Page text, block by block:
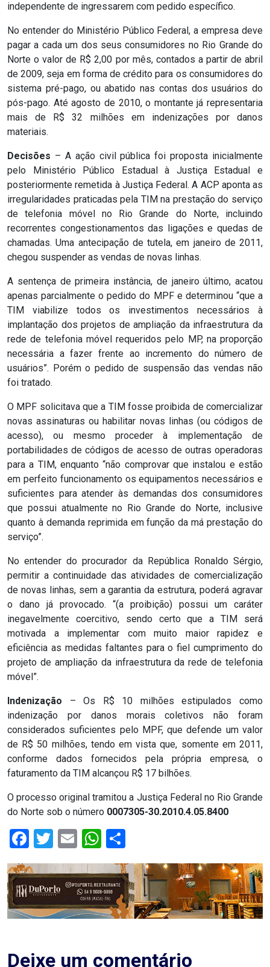
BRASIL
CÂMARA
DE
GUAMARÉ
CÂMARA
MACAU
CÂMARA
DE
NATAL
CÂMARA
FEDERAL
CÂMARA
MUNICIPAL
DE
MACAU
CAMPEONATO
DE
BLOCOS
CAPACITAÇÃO
CARNAUBAIS
CARNAVAL
CARNAVAL
DE
MACAU
CARNAVAL
DO
RN
CICLISMO
COMPROMISSO
CONFERÊNCIA
DE
SAÚDE
COPA
independente de ingressarem com pedido específico.
No entender do Ministério Público Federal, a empresa deve
pagar a cada um dos seus consumidores no Rio Grande do
Norte o valor de R$ 2,00 por mês, contados a partir de abril
de 2009, seja em forma de crédito para os consumidores do
sistema pré-pago, ou abatido nas contas dos usuários do
pós-pago. Até agosto de 2010, o montante já representaria
mais de R$ 32 milhões em indenizações por danos
materiais.
Decisões – A ação civil pública foi proposta inicialmente
pelo Ministério Público Estadual à Justiça Estadual e
posteriormente remetida à Justiça Federal. A ACP aponta as
irregularidades praticadas pela TIM na prestação do serviço
de telefonia móvel no Rio Grande do Norte, incluindo
recorrentes congestionamentos das ligações e quedas de
chamadas. Uma antecipação de tutela, em janeiro de 2011,
chegou suspender as vendas de novas linhas.
A sentença de primeira instância, de janeiro último, acatou
apenas parcialmente o pedido do MPF e determinou “que a
TIM viabilize todos os investimentos necessários à
implantação dos projetos de ampliação da infraestrutura da
rede de telefonia móvel requeridos pelo MP, na proporção
necessária a fazer frente ao incremento do número de
usuários”. Porém o pedido de suspensão das vendas não
foi tratado.
O MPF solicitava que a TIM fosse proibida de comercializar
novas assinaturas ou habilitar novas linhas (ou códigos de
acesso), ou mesmo proceder à implementação de
portabilidades de códigos de acesso de outras operadoras
para a TIM, enquanto “não comprovar que instalou e estão
em perfeito funcionamento os equipamentos necessários e
suficientes para atender às demandas dos consumidores
que possui atualmente no Rio Grande do Norte, inclusive
quanto à demanda reprimida em função da má prestação do
serviço”.
No entender do procurador da República Ronaldo Sérgio,
permitir a continuidade das atividades de comercialização
de novas linhas, sem a garantia da estrutura, poderá agravar
o dano já provocado. “(a proibição) possui um caráter
inegavelmente coercitivo, sendo certo que a TIM será
motivada a implementar com muito maior rapidez e
eficiência as medidas faltantes para o fiel cumprimento do
projeto de ampliação da infraestrutura da rede de telefonia
móvel”.
Indenização – Os R$ 10 milhões estipulados como
indenização por danos morais coletivos não foram
considerados suficientes pelo MPF, que defende um valor
de R$ 50 milhões, tendo em vista que, somente em 2011,
conforme dados fornecidos pela própria empresa, o
faturamento da TIM alcançou R$ 17 bilhões.
O processo original tramitou a Justiça Federal no Rio Grande
do Norte sob o número 0007305-30.2010.4.05.8400
Facebook
Twitter
EmailWhatsApp
Deixe um comentário